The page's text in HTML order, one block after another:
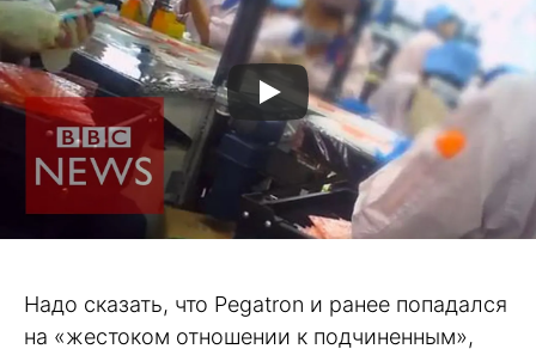
Надо сказать, что Pegatron и ранее попадался
на «жестоком отношении к подчиненным»,